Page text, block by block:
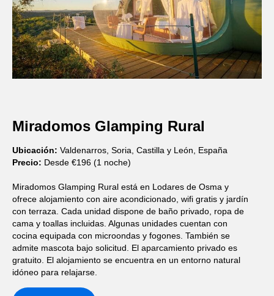
Miradomos Glamping Rural
Ubicación: Valdenarros, Soria, Castilla y León, España
Precio: Desde €196 (1 noche)
Miradomos Glamping Rural está en Lodares de Osma y
ofrece alojamiento con aire acondicionado, wifi gratis y jardín
con terraza. Cada unidad dispone de baño privado, ropa de
cama y toallas incluidas. Algunas unidades cuentan con
cocina equipada con microondas y fogones. También se
admite mascota bajo solicitud. El aparcamiento privado es
gratuito. El alojamiento se encuentra en un entorno natural
idóneo para relajarse.